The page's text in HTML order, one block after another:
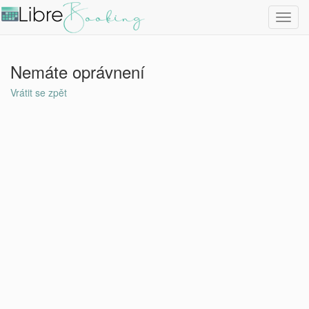
Nemáte oprávnení
Vrátit se zpět